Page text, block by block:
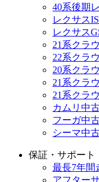
40系後期
レクサス
レクサス
21系クラ
22系クラ
20系クラ
21系クラ
21系クラ
カムリ中
フーガ中
シーマ中
保証・サポート
最長7年間
アフター